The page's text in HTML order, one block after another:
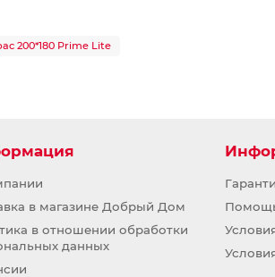
200*180 Prime Lite
в магазине Добрый Дом
в отношении обработки
данных